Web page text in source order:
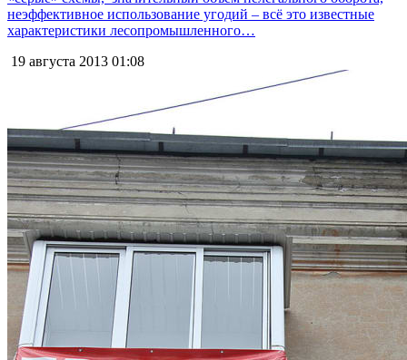
неэффективное использование угодий – всё это известные
характеристики лесопромышленного…
19 августа 2013 01:08